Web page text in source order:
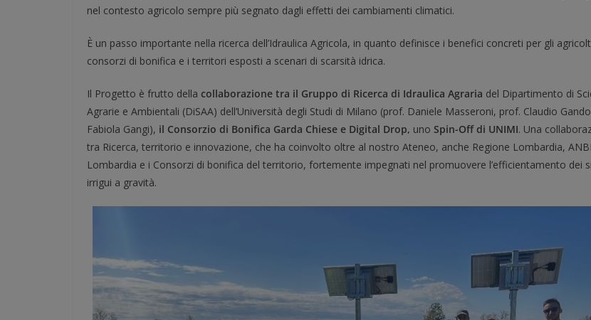
nel contesto agricolo sempre più segnato dagli effetti dei cambiamenti climatici.
È un passo importante nella ricerca dell’Idraulica Agricola, in quanto definisce i benefici concreti per gli
consorzi di bonifica e i territori esposti a scenari di scarsità idrica.
Il Progetto è frutto della collaborazione tra il Gruppo di Ricerca di Idraulica Agraria del Dipartimento di
Agrarie e Ambientali (DiSAA) dell’Università degli Studi di Milano (prof. Daniele Masseroni, prof. Claudio
Fabiola Gangi), il Consorzio di Bonifica Garda Chiese e Digital Drop, uno Spin-Off di UNIMI. Una
tra Ricerca, territorio e innovazione, che ha coinvolto oltre al nostro Ateneo, anche Regione Lombardia, ANBI
Lombardia e i Consorzi di bonifica del territorio, fortemente impegnati nel promuovere l’efficientamento dei
irrigui a gravità.